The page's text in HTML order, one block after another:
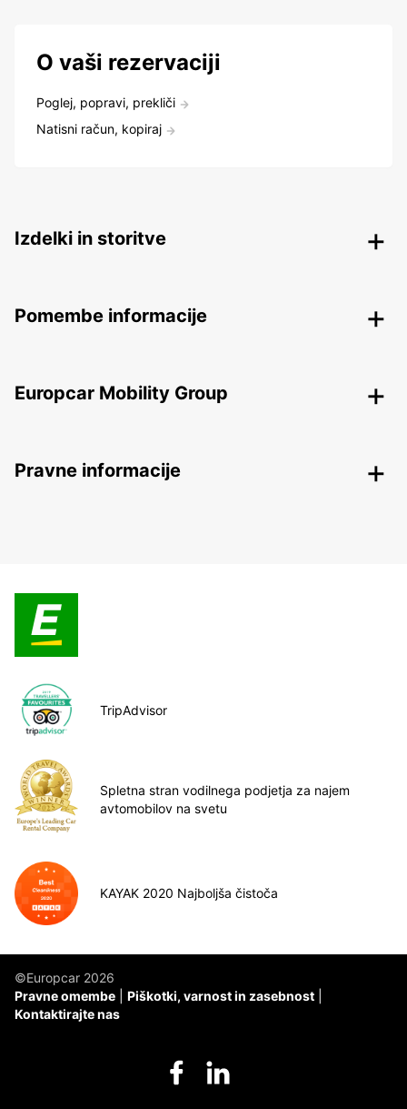
O vaši rezervaciji
Poglej, popravi, prekliči
Natisni račun, kopiraj
Izdelki in storitve
Pomembe informacije
Europcar Mobility Group
Pravne informacije
TripAdvisor
Spletna stran vodilnega podjetja za najem
avtomobilov na svetu
KAYAK 2020 Najboljša čistoča
©Europcar 2026
Pravne omembe
Piškotki, varnost in zasebnost
Kontaktirajte nas